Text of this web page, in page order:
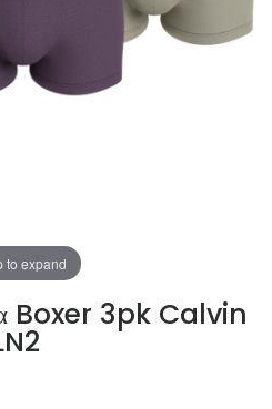
to expand
Boxer 3pk Calvin